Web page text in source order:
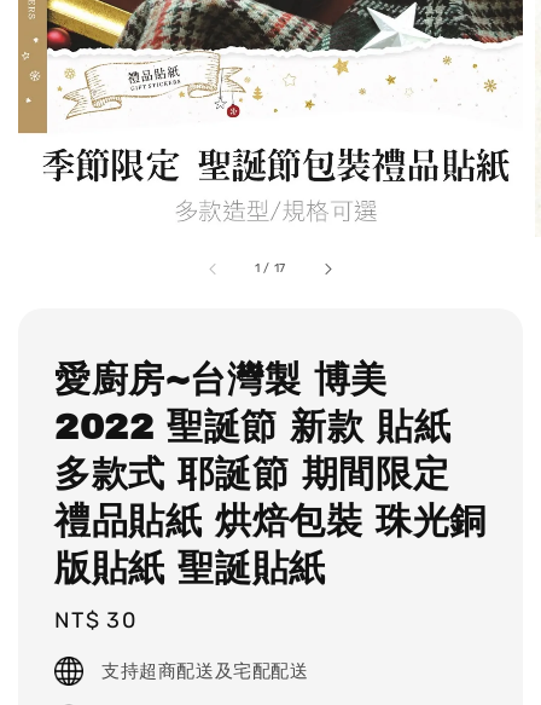
1 / 17
愛廚房~台灣製 博美
2022 聖誕節 新款 貼紙
多款式 耶誕節 期間限定
禮品貼紙 烘焙包裝 珠光銅
版貼紙 聖誕貼紙
Regular
price
NT$ 30
支持超商配送及宅配配送